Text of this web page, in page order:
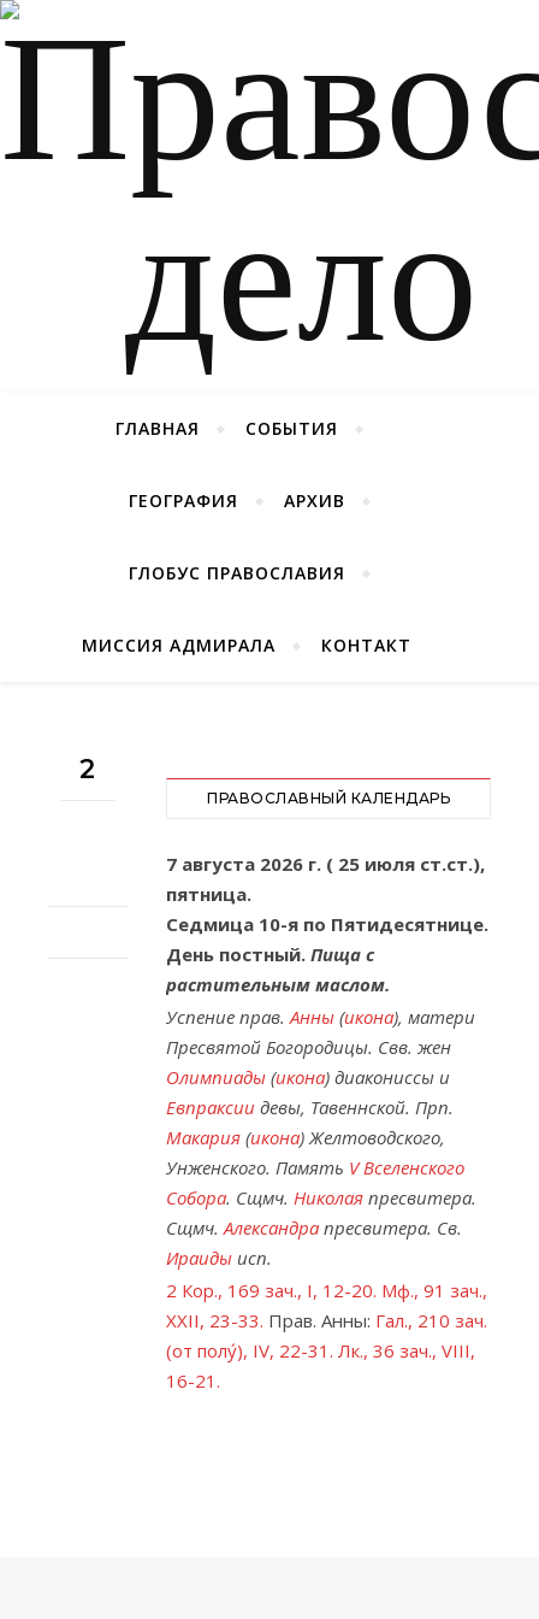
ГЛАВНАЯ СОБЫТИЯ
ГЕОГРАФИЯ АРХИВ
ГЛОБУС ПРАВОСЛАВИЯ
МИССИЯ АДМИРАЛА КОНТАКТ
2
ПРАВОСЛАВНЫЙ КАЛЕНДАРЬ
7 августа 2026 г. ( 25 июля ст.ст.),
пятница.
Седмица 10-я по Пятидесятнице.
День постный. Пища с
растительным маслом.
Успение прав.Анны (икона), матери
Пресвятой Богородицы. Свв. жен
Олимпиады (икона) диакониссы и
Евпраксии девы, Тавеннской. Прп.
Макария (икона) Желтоводского,
Унженского. Память V Вселенского
Собора. Сщмч. Николая пресвитера.
Сщмч.Александра пресвитера. Св.
Ираиды исп.
2 Кор., 169 зач., I, 12-20. Мф., 91 зач.,
XXII, 23-33. Прав. Анны: Гал., 210 зач.
(от полу́), IV, 22-31. Лк., 36 зач., VIII,
16-21.